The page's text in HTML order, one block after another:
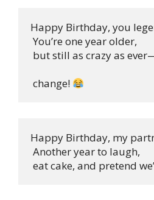
Happy Birthday, you
You’re one year older,
but still as crazy as
change!
Happy Birthday, my
Another year to laugh,
eat cake, and pretend